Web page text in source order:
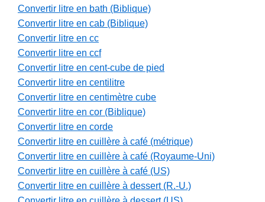
Convertir litre en bath (Biblique)
Convertir litre en cab (Biblique)
Convertir litre en cc
Convertir litre en ccf
Convertir litre en cent-cube de pied
Convertir litre en centilitre
Convertir litre en centimètre cube
Convertir litre en cor (Biblique)
Convertir litre en corde
Convertir litre en cuillère à café (métrique)
Convertir litre en cuillère à café (Royaume-Uni)
Convertir litre en cuillère à café (US)
Convertir litre en cuillère à dessert (R.-U.)